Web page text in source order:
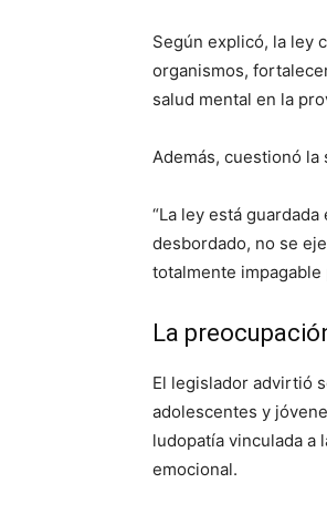
Según explicó, la ley
organismos,
salud mental en la
Además, cuestionó
“La ley está
desbordado, no se
totalmente impagable
La
El legislador advirtió
adolescentes y
ludopatía vinculada a
emocional.